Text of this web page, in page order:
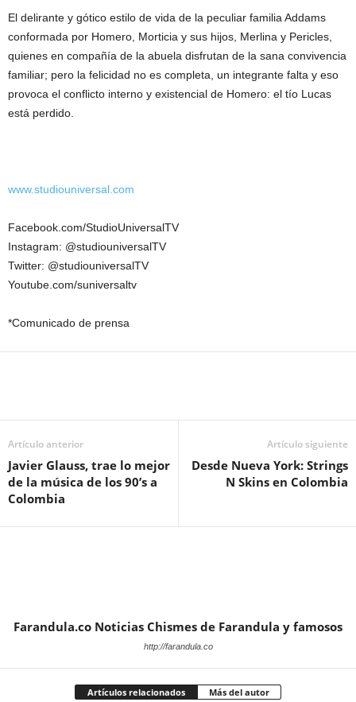
El delirante y gótico estilo de vida de la peculiar familia Addams
conformada por Homero, Morticia y sus hijos, Merlina y Pericles,
quienes en compañía de la abuela disfrutan de la sana convivencia
familiar; pero la felicidad no es completa, un integrante falta y eso
provoca el conflicto interno y existencial de Homero: el tío Lucas
está perdido.
www.studiouniversal.com
Facebook.com/StudioUniversalTV
Instagram: @studiouniversalTV
Twitter: @studiouniversalTV
Youtube.com/suniversaltv
*Comunicado de prensa
Artículo anterior
Javier Glauss, trae lo mejor
de la música de los 90’s a
Colombia
Artículo siguiente
Desde Nueva York: Strings
N Skins en Colombia
Farandula.co Noticias Chismes de Farandula y famosos
http://farandula.co
Artículos relacionados Más del autor